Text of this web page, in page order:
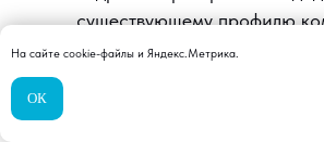
существующему профилю
помогает принимать более
На сайте cookie-файлы и Яндекс.Метрика.
ОК